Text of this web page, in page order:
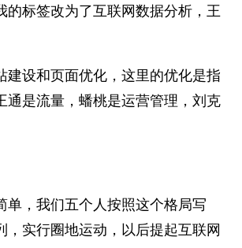
的标签改为了互联网数据分析，王
建设和页面优化，这里的优化是指
通是流量，蟠桃是运营管理，刘克
单，我们五个人按照这个格局写
，实行圈地运动，以后提起互联网